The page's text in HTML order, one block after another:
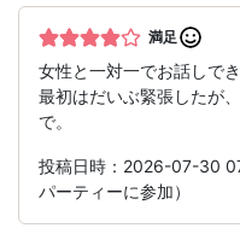
満足
女性と一対一でお話しでき
最初はだいぶ緊張したが
で。
投稿日時：2026-07-30
パーティーに参加）